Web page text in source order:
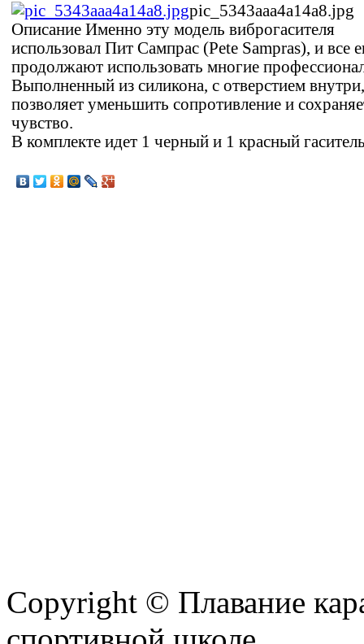
pic_5343aaa4a14a8.jpg
Описание Именно эту модель виброгасителя
использовал Пит Сампрас (Pete Sampras), и все
продолжают использовать многие
Выполненный из силикона, с отверстием внутри,
позволяет уменьшить сопротивление и
чувство.
В комплекте идет 1 черный и 1 красный
Copyright © Плавание